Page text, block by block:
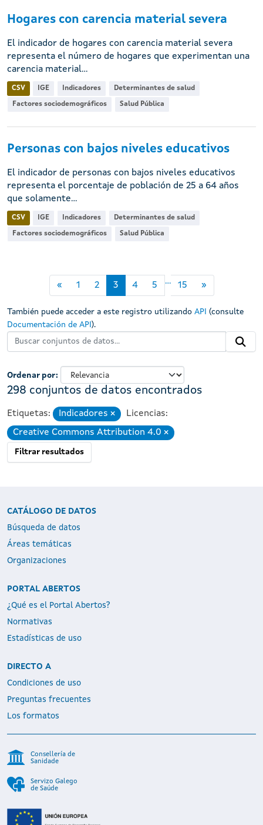
Ordenar por
298 conjuntos de datos encontrados
Etiquetas: Indicadores EliminarLicencias:
Creative Commons Attribution 4.0
Eliminar
Filtrar resultados
Hogares con carencia material severa
El indicador de hogares con carencia material severa
representa el número de hogares que experimentan una
carencia material...
CSV IGE Indicadores Determinantes de salud
Factores sociodemográficos Salud Pública
Personas con bajos niveles educativos
El indicador de personas con bajos niveles educativos
representa el porcentaje de población de 25 a 64 años
que solamente...
CSV IGE Indicadores Determinantes de salud
Factores sociodemográficos Salud Pública
« 1 2 3 4 5 ... 15 »
También puede acceder a este registro utilizando API (consulte
Documentación de API ).
CATÁLOGO DE DATOS
Búsqueda de datos
Áreas temáticas
Organizaciones
PORTAL ABERTOS
¿Qué es el Portal Abertos?
Normativas
Estadísticas de uso
DIRECTO A
Condiciones de uso
Preguntas frecuentes
Los formatos
Consellería de
Sanidade
Servizo Galego
de Saúde